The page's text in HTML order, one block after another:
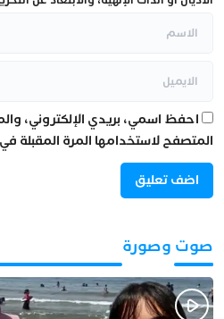
احفظ اسمي، بريدي الإلكتروني،
المتصفح لاستخدامها المرة المقبلة
صوت وصورة